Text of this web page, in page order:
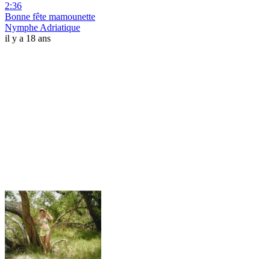
2:36
Bonne fête mamounette
Nymphe Adriatique
il y a 18 ans